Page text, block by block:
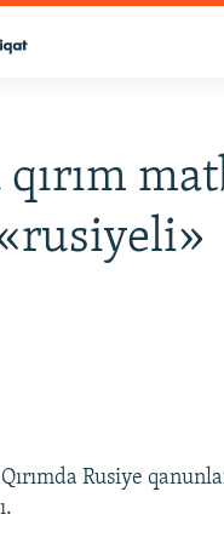
qırım
«rusiyeli»
Rusiye